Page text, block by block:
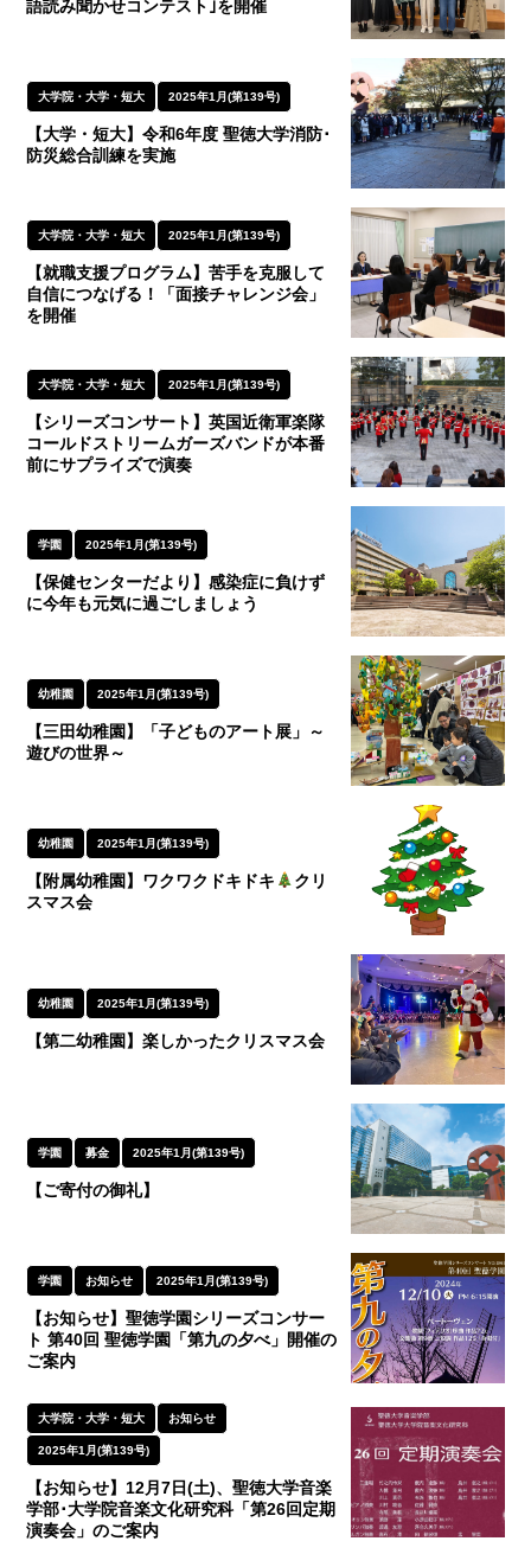
語読み聞かせコンテスト｣を開催
大学院・大学・短大 2025年1月(第139号)
【大学・短大】令和6年度 聖徳大学消防･
防災総合訓練を実施
大学院・大学・短大 2025年1月(第139号)
【就職支援プログラム】苦手を克服して
自信につなげる！「面接チャレンジ会」
を開催
大学院・大学・短大 2025年1月(第139号)
【シリーズコンサート】英国近衛軍楽隊
コールドストリームガーズバンドが本番
前にサプライズで演奏
学園 2025年1月(第139号)
【保健センターだより】感染症に負けず
に今年も元気に過ごしましょう
幼稚園 2025年1月(第139号)
【三田幼稚園】「子どものアート展」～
遊びの世界～
幼稚園 2025年1月(第139号)
【附属幼稚園】ワクワクドキドキ
クリ
スマス会
幼稚園 2025年1月(第139号)
【第二幼稚園】楽しかったクリスマス会
学園 募金 2025年1月(第139号)
【ご寄付の御礼】
学園 お知らせ 2025年1月(第139号)
【お知らせ】聖徳学園シリーズコンサー
ト 第40回 聖徳学園「第九の夕べ」開催の
ご案内
大学院・大学・短大 お知らせ
2025年1月(第139号)
【お知らせ】12月7日(土)、聖徳大学音楽
学部･大学院音楽文化研究科「第26回定期
演奏会」のご案内